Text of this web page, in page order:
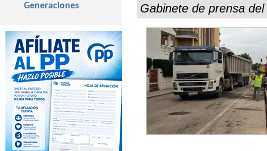
Gabinete de prensa
Generaciones